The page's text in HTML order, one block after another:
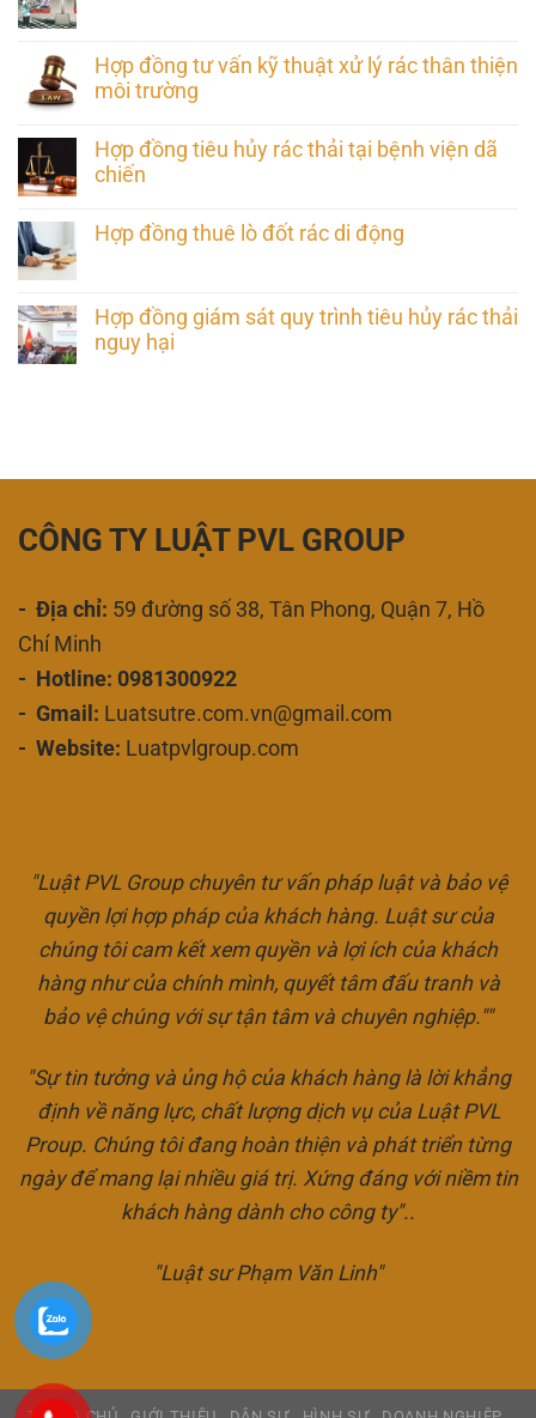
Hợp đồng tư vấn kỹ thuật xử lý rác thân thiện
môi trường
Hợp đồng tiêu hủy rác thải tại bệnh viện dã
chiến
Hợp đồng thuê lò đốt rác di động
Hợp đồng giám sát quy trình tiêu hủy rác thải
nguy hại
CÔNG TY LUẬT PVL GROUP
- Địa chỉ: 59 đường số 38, Tân Phong, Quận 7, Hồ
Chí Minh
- Hotline: 0981300922
- Gmail: Luatsutre.com.vn@gmail.com
- Website: Luatpvlgroup.com
"Luật PVL Group chuyên tư vấn pháp luật và bảo vệ
quyền lợi hợp pháp của khách hàng. Luật sư của
chúng tôi cam kết xem quyền và lợi ích của khách
hàng như của chính mình, quyết tâm đấu tranh và
bảo vệ chúng với sự tận tâm và chuyên nghiệp.""
"Sự tin tưởng và ủng hộ của khách hàng là lời khẳng
định về năng lực, chất lượng dịch vụ của Luật PVL
Proup. Chúng tôi đang hoàn thiện và phát triển từng
ngày để mang lại nhiều giá trị. Xứng đáng với niềm tin
khách hàng dành cho công ty"..
"Luật sư Phạm Văn Linh"